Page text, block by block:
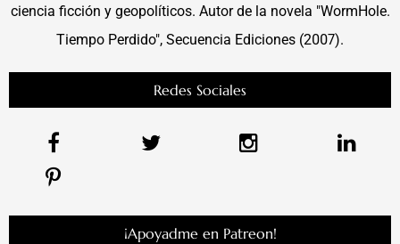
ciencia ficción y geopolíticos. Autor de la novela "WormHole.
Tiempo Perdido", Secuencia Ediciones (2007).
Redes Sociales
¡Apoyadme en Patreon!